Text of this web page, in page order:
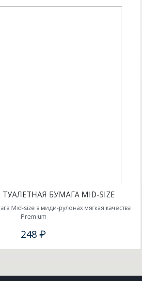
ТУАЛЕТНАЯ БУМАГА MID-SIZE
Mid-size в миди-рулонах мягкая качества
Premium
248 ₽